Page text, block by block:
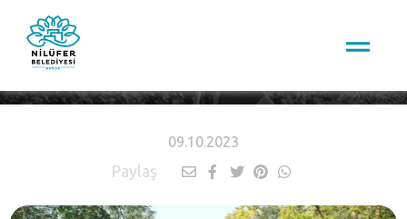
09.10.2023
Paylaş